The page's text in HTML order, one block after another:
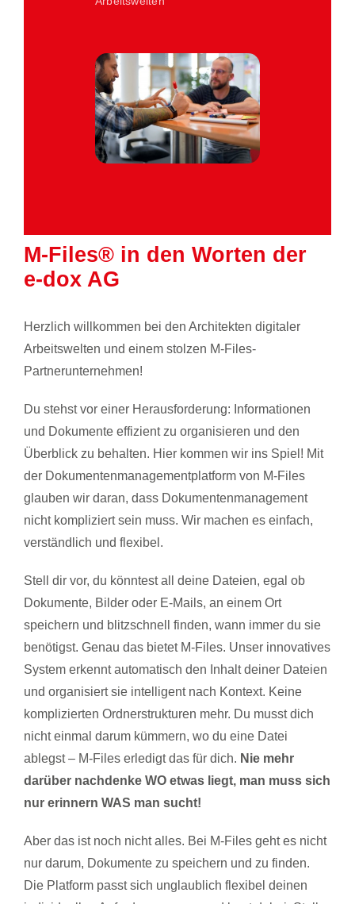
M-Files® in den Worten der
e-dox AG
Herzlich willkommen bei den Architekten digitaler
Arbeitswelten und einem stolzen M-Files-
Partnerunternehmen!
Du stehst vor einer Herausforderung: Informationen
und Dokumente effizient zu organisieren und den
Überblick zu behalten. Hier kommen wir ins Spiel! Mit
der Dokumentenmanagementplatform von M-Files
glauben wir daran, dass Dokumentenmanagement
nicht kompliziert sein muss. Wir machen es einfach,
verständlich und flexibel.
Stell dir vor, du könntest all deine Dateien, egal ob
Dokumente, Bilder oder E-Mails, an einem Ort
speichern und blitzschnell finden, wann immer du sie
benötigst. Genau das bietet M-Files. Unser innovatives
System erkennt automatisch den Inhalt deiner Dateien
und organisiert sie intelligent nach Kontext. Keine
komplizierten Ordnerstrukturen mehr. Du musst dich
nicht einmal darum kümmern, wo du eine Datei
ablegst – M-Files erledigt das für dich. Nie mehr
darüber nachdenke WO etwas liegt, man muss sich
nur erinnern WAS man sucht!
Aber das ist noch nicht alles. Bei M-Files geht es nicht
nur darum, Dokumente zu speichern und zu finden.
Die Platform passt sich unglaublich flexibel deinen